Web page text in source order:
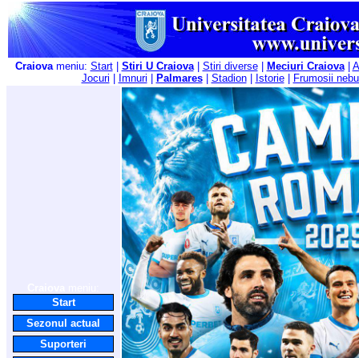
Craiovameniu: Start| Stiri U Craiova| Stiri diverse| Meciuri Craiova|
Jocuri
Imnuri Palmares| Stadion| Istorie| Frumosii
Start
Sezonul actual
Suporteri